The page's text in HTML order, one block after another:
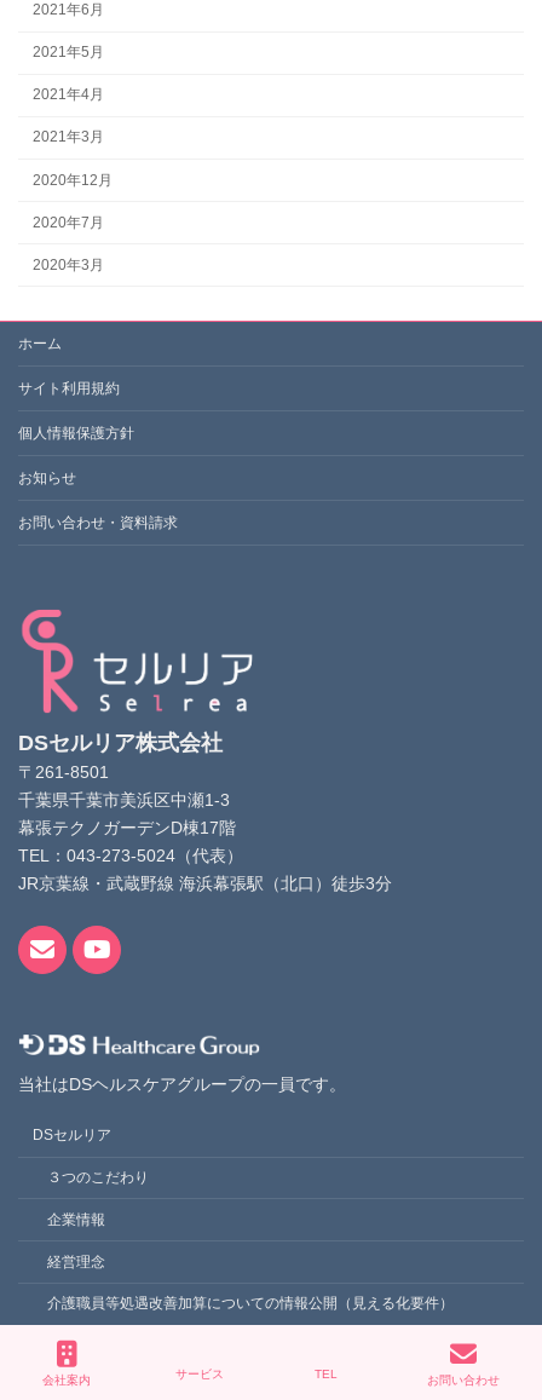
2021年6月
2021年5月
2021年4月
2021年3月
2020年12月
2020年7月
2020年3月
ホーム
サイト利用規約
個人情報保護方針
お知らせ
お問い合わせ・資料請求
DSセルリア株式会社
〒261-8501
千葉県千葉市美浜区中瀬1-3
幕張テクノガーデンD棟17階
TEL：043-273-5024（代表）
JR京葉線・武蔵野線 海浜幕張駅（北口）徒歩3分
当社はDSヘルスケアグループの一員です。
DSセルリア
３つのこだわり
企業情報
経営理念
介護職員等処遇改善加算についての情報公開（見える化要件）
顧客満足度調査
事業所一覧
会社案内 サービス TEL お問い合わせ